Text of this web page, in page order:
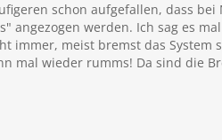
schon aufgefallen, dass
angezogen werden. Ich sag es
immer, meist bremst das
mal wieder rumms! Da sind die